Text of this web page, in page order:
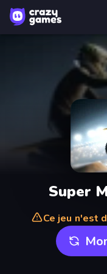
Super
Ce jeu n'est